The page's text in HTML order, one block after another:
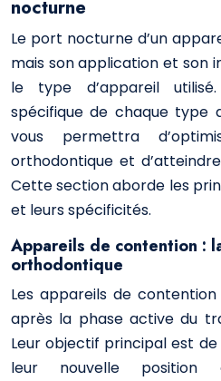
nocturne
Le port nocturne d’un
mais son application et son
le type d’appareil
spécifique de chaque type
vous permettra
orthodontique et
Cette section aborde les
et leurs spécificités.
Appareils de contention :
orthodontique
Les appareils de
après la phase active du
Leur objectif principal est
leur nouvelle position